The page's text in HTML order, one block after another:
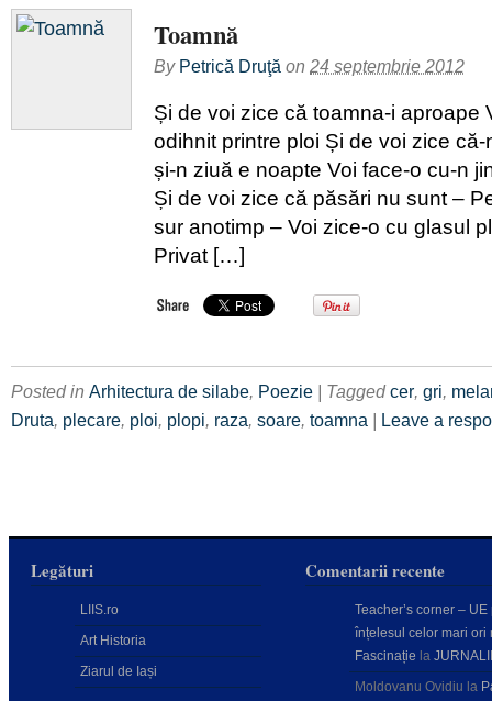
Toamnă
By Petrică Druţă on 24 septembrie 2012
Și de voi zice că toamna-i aproape
odihnit printre ploi Și de voi zice
și-n ziuă e noapte Voi face-o cu-n
Și de voi zice că păsări nu sunt –
sur anotimp – Voi zice-o cu glasul
Privat […]
Posted in Arhitectura de silabe, Poezie | Taggedcer, gri,
Druta, plecare, ploi, plopi, raza, soare, toamna | Leave a
Legături
LIIS.ro
Art Historia
Ziarul de Iași
Comentarii recente
Teacher’s corner – UE
înțelesul celor mari ori
Fascinație la
Moldovanu Ovidiu la